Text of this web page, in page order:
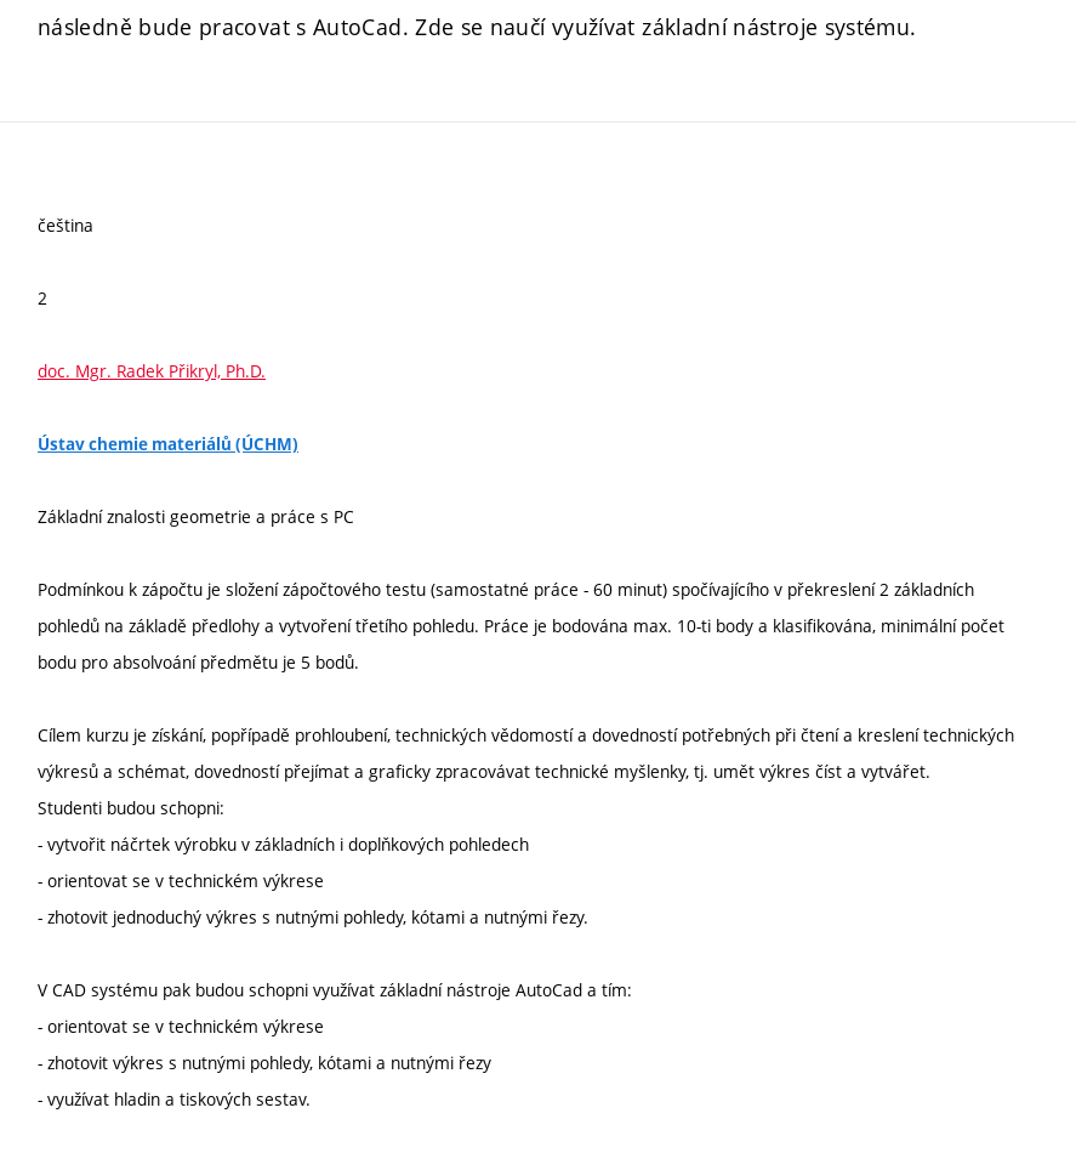
následně bude pracovat s AutoCad. Zde se naučí využívat základní nástroje systému.
čeština
2
doc. Mgr. Radek Přikryl, Ph.D.
Ústav chemie materiálů (ÚCHM)
Základní znalosti geometrie a práce s PC
Podmínkou k zápočtu je složení zápočtového testu (samostatné práce - 60 minut) spočívajícího v překreslení 2 základních
pohledů na základě předlohy a vytvoření třetího pohledu. Práce je bodována max. 10-ti body a klasifikována, minimální počet
bodu pro absolvoání předmětu je 5 bodů.
Cílem kurzu je získání, popřípadě prohloubení, technických vědomostí a dovedností potřebných při čtení a kreslení technických
výkresů a schémat, dovedností přejímat a graficky zpracovávat technické myšlenky, tj. umět výkres číst a vytvářet.
Studenti budou schopni:
- vytvořit náčrtek výrobku v základních i doplňkových pohledech
- orientovat se v technickém výkrese
- zhotovit jednoduchý výkres s nutnými pohledy, kótami a nutnými řezy.
V CAD systému pak budou schopni využívat základní nástroje AutoCad a tím:
- orientovat se v technickém výkrese
- zhotovit výkres s nutnými pohledy, kótami a nutnými řezy
- využívat hladin a tiskových sestav.